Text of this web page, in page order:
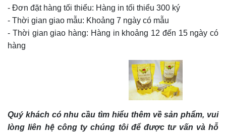
- Đơn đặt hàng tối thiểu: Hàng in tối thiểu 300 ký
- Thời gian giao mẫu: Khoảng 7 ngày có mẫu
- Thời gian giao hàng: Hàng in khoảng 12 đến 15 ngày có
hàng
Quý khách có nhu cầu tìm hiểu thêm về sản phẩm, vui
lòng liên hệ công ty chúng tôi để được tư vấn và hỗ